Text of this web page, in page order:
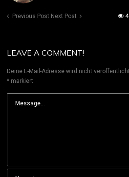
Previous Post Next Post
LEAVE A COMMENT!
Deine E-Mail-Adresse wird nicht
* markiert